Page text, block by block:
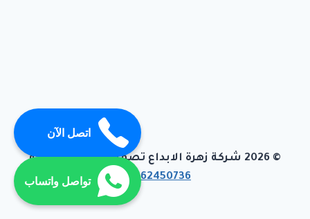
© 2026 شركة زهرة الابداع تصميم وبرمجة تيفاجو
01062450736
اتصل الآن
تواصل واتساب